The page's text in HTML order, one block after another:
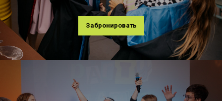
Забронировать